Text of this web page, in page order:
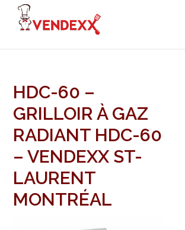
HDC-60 –
GRILLOIR À GAZ
RADIANT HDC-60
– VENDEXX ST-
LAURENT
MONTRÉAL